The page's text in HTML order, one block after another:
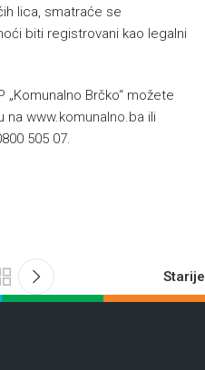
lica, smatraće se
biti registrovani kao legalni
„Komunalno Brčko“ možete
na www.komunalno.ba ili
505 07.
Starije